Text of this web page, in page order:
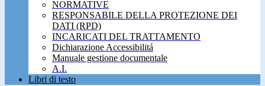
NORMATIVE
RESPONSABILE DELLA PROTEZIONE DEI
DATI (RPD)
INCARICATI DEL TRATTAMENTO
Dichiarazione Accessibilitá
Manuale gestione documentale
A.I.
Libri di testo